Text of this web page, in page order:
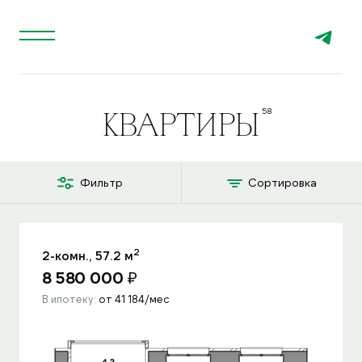
КВАРТИРЫ
Фильтр Сортировка
по
параметрам
12
3
2-комн., 57.2 м2
8 580 000 ₽
В ипотеку: от 41 184/мес